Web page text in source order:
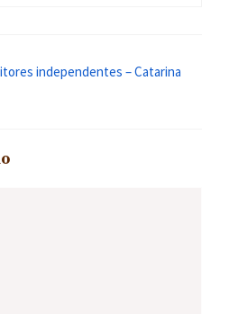
independentes – Catarina